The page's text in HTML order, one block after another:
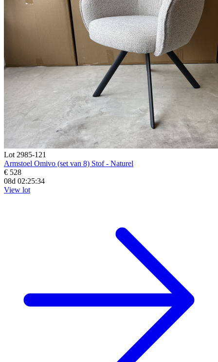
Lot 2985-121
Armstoel Omivo (set van 8) Stof - Naturel
€ 528
08d 02:25:33
View lot